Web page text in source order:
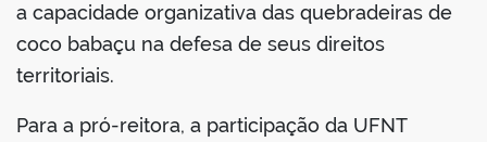
a capacidade organizativa das quebradeiras de
coco babaçu na defesa de seus direitos
territoriais.
Para a pró-reitora, a participação da UFNT